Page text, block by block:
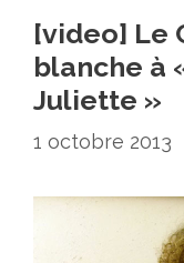
[video] Le
blanche à
Juliette »
1 octobre 2013